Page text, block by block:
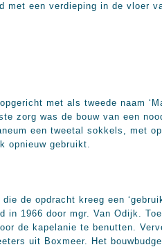
met een verdieping in de vloer
met als tweede naam
zorg was de bouw van een
een tweetal sokkels, met
opnieuw gebruikt.
de opdracht kreeg een
1966 door mgr. Van Odijk.
de kapelanie te benutten.
uit Boxmeer. Het